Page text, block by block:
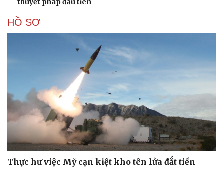
thuyết pháp đầu tiên
HỒ SƠ
Thực hư việc Mỹ cạn kiệt kho tên lửa đắt tiền